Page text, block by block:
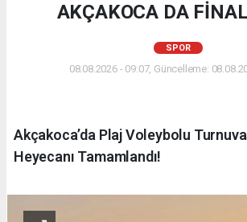
AKÇAKOCA DA
SPOR
08.08.2026 - 09:07, Güncelleme:
Akçakoca’da Plaj Voleybolu
Heyecanı Tamamlandı!